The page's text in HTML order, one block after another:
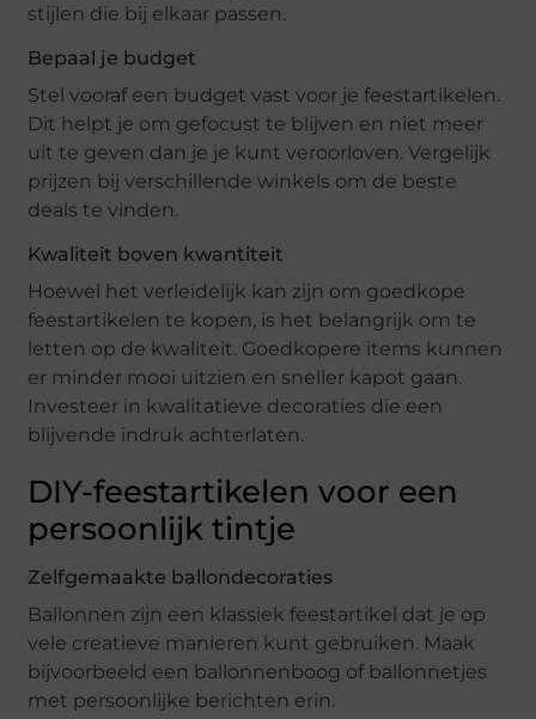
stijlen die bij elkaar passen.
Bepaal je budget
Stel vooraf een budget vast voor je feestartikelen.
Dit helpt je om gefocust te blijven en niet meer
uit te geven dan je je kunt veroorloven. Vergelijk
prijzen bij verschillende winkels om de beste
deals te vinden.
Kwaliteit boven kwantiteit
Hoewel het verleidelijk kan zijn om goedkope
feestartikelen te kopen, is het belangrijk om te
letten op de kwaliteit. Goedkopere items kunnen
er minder mooi uitzien en sneller kapot gaan.
Investeer in kwalitatieve decoraties die een
blijvende indruk achterlaten.
DIY-feestartikelen voor een
persoonlijk tintje
Zelfgemaakte ballondecoraties
Ballonnen zijn een klassiek feestartikel dat je op
vele creatieve manieren kunt gebruiken. Maak
bijvoorbeeld een ballonnenboog of ballonnetjes
met persoonlijke berichten erin.